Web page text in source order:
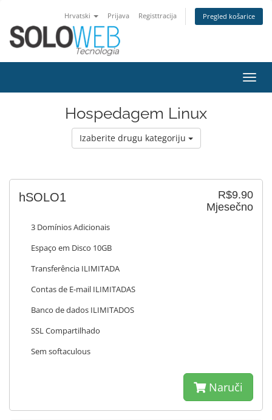
Hrvatski Prijava Registtracija Pregled košarice
Hospedagem Linux
Izaberite drugu kategoriju
R$9.90
Mjesečno
hSOLO1
3 Domínios Adicionais
Espaço em Disco 10GB
Transferência ILIMITADA
Contas de E-mail ILIMITADAS
Banco de dados ILIMITADOS
SSL Compartilhado
Sem softaculous
Naruči